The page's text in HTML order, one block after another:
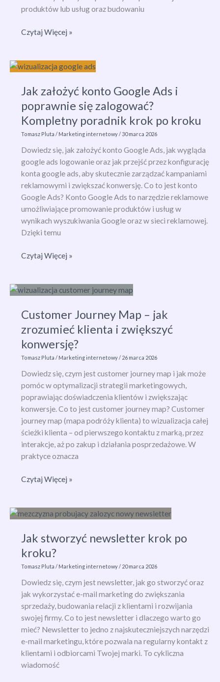
produktów lub usług oraz budowaniu
Marketing
–
to
jest
i
jak
działa
w
praktyce?
Czytaj Więcej »
Jak założyć konto Google Ads i
poprawnie się zalogować?
Kompletny poradnik krok po kroku
Tomasz Pluta/ Marketing internetowy/ 30 marca 2026
Dowiedz się, jak założyć konto Google Ads, jak wygląda
google ads logowanie oraz jak przejść przez konfigurację
konta google ads, aby skutecznie zarządzać kampaniami
reklamowymi i zwiększać konwersję. Co to jest konto
Google Ads? Konto Google Ads to narzędzie reklamowe
umożliwiające promowanie produktów i usług w
wynikach wyszukiwania Google oraz w sieci reklamowej.
Dzięki temu
Jak
Google
i
poprawnie
zalogować?
Kompletny
poradnik
krok
po
kroku
Czytaj Więcej »
Customer Journey Map – jak
zrozumieć klienta i zwiększyć
konwersję?
Tomasz Pluta/ Marketing internetowy/ 26 marca 2026
Dowiedz się, czym jest customer journey map i jak może
pomóc w optymalizacji strategii marketingowych,
poprawiając doświadczenia klientów i zwiększając
konwersje. Co to jest customer journey map? Customer
journey map (mapa podróży klienta) to wizualizacja całej
ścieżki klienta – od pierwszego kontaktu z marką, przez
interakcje, aż po zakup i działania posprzedażowe. W
praktyce oznacza
Customer
–
zrozumieć
klienta
konwersję?
Czytaj Więcej »
Jak stworzyć newsletter krok po
kroku?
Tomasz Pluta / Marketing internetowy / 20 marca 2026
Dowiedz się, czym jest newsletter, jak go stworzyć oraz
jak wykorzystać e-mail marketing do zwiększania
sprzedaży, budowania relacji z klientami i rozwijania
swojej firmy. Co to jest newsletter i dlaczego warto go
mieć? Newsletter to jedno z najskuteczniejszych narzędzi
e-mail marketingu, które pozwala na regularny kontakt z
klientami i odbiorcami Twojej marki. To cykliczna
wiadomość